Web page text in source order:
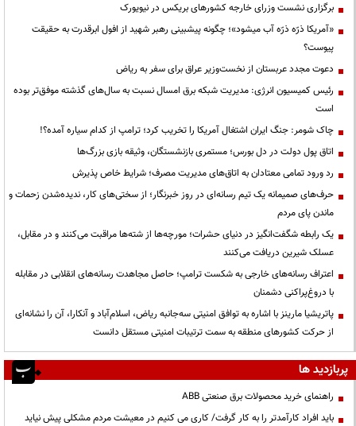
برگزاری نشست وزرای خارجه کشورهای بریکس در نیویورک
«آمریکا ذرّه ذرّه آب میشود»؛ چگونه پیشبینی رهبر شهید از افول ابرقدرت به حقیقت
پیوست؟
دعوت مجدد عربستان از نخست‌وزیر عراق برای سفر به ریاض
رئیس کمیسیون انرژی: مدیریت شبکه برق امسال نسبت به سال‌های گذشته موفق‌تر بوده
است
چاک شومر: جنگ ایران اشتغال آمریکا را تخریب کرد؛ ترامپ از کدام سیاره آمده؟!
اتاق پول دولت در دل بورس؛ مستمری بازنشستگان، وثیقه بازی بزرگ‌ها
رد ورود تمامی معتادان به اتاق‌های مدیریت مصرف؛ شرایط خاص پذیرش
حرف‌های صمیمانه یک تیم رسانه‌ای در روز خبرنگار؛ از سختی‌های کار، ندیده‌شدن زحمات و
ماندن پای مردم
یک رابطه شگفت‌انگیز در دنیای حشرات؛ مورچه‌ها از شته‌ها مراقبت می‌کنند و در مقابل،
عسلک شیرین دریافت می‌کنند
اعتراف رسانه‌های خارجی به شکست ترامپ؛ حاصل مجاهدت رسانه‌های انقلابی در مقابله
با دروغ‌پراکنی دشمنان
پاتریشیا مارینز با اشاره به توافق امنیتی سه‌جانبه ریاض، اسلام‌آباد و آنکارا، آن را نشانه‌ای
از حرکت کشورهای منطقه به سمت ترتیبات امنیتی مستقل دانست
پربازدید ها
راهنمای خرید محصولات برق صنعتی ABB
باید افراد کارآمدتر را به کار گرفت/ کاری می کنیم در معیشت مردم مشکلی پیش نیاید